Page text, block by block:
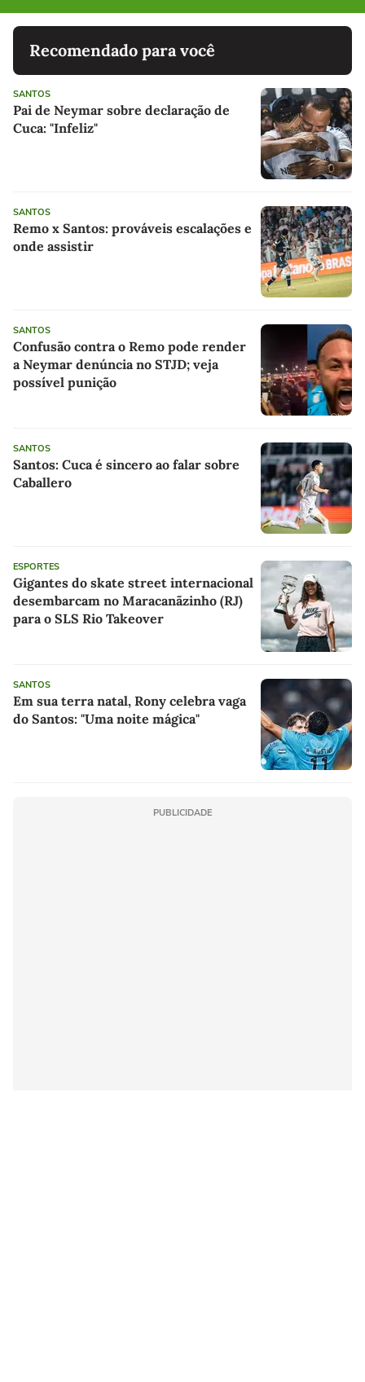
Recomendado para você
SANTOS
Pai de Neymar sobre declaração de
Cuca: "Infeliz"
SANTOS
Remo x Santos: prováveis escalações e
onde assistir
SANTOS
Confusão contra o Remo pode render
a Neymar denúncia no STJD; veja
possível punição
SANTOS
Santos: Cuca é sincero ao falar sobre
Caballero
ESPORTES
Gigantes do skate street internacional
desembarcam no Maracanãzinho (RJ)
para o SLS Rio Takeover
SANTOS
Em sua terra natal, Rony celebra vaga
do Santos: "Uma noite mágica"
PUBLICIDADE